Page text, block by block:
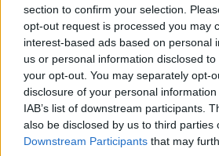
section to confirm your selection.
opt-out request is processed you may
interest-based ads based on personal
us or personal information disclosed
your opt-out. You may separately opt-
disclosure of your personal
IAB’s list of downstream participants.
also be disclosed by us to third parties
Downstream Participants that may
Πιο δημοφιλή
1 Η Ελένη Φωτοπούλου
γιορτή του Άκη
χρόνια μου διδάσκει